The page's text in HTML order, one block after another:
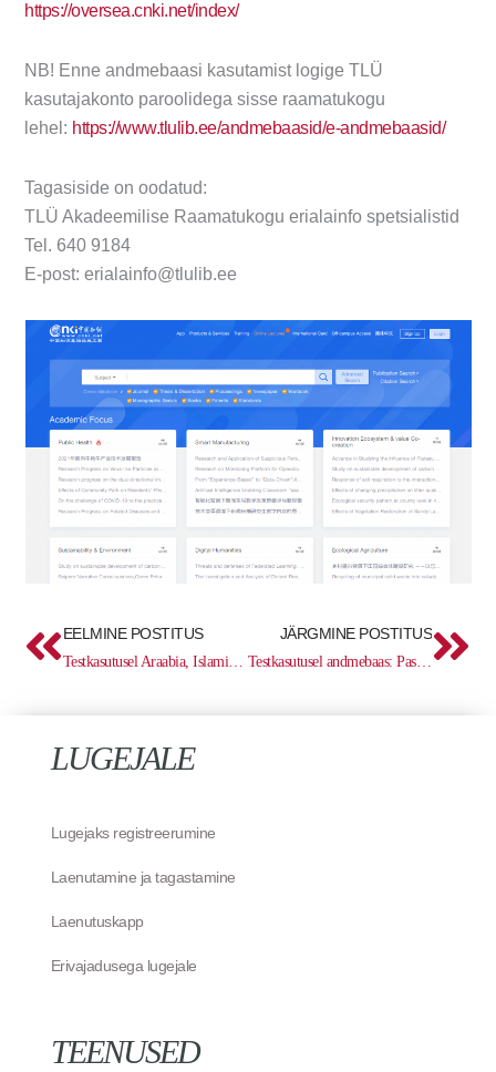
https://oversea.cnki.net/index/
NB! Enne andmebaasi kasutamist logige TLÜ
kasutajakonto paroolidega sisse raamatukogu
lehel: https://www.tlulib.ee/andmebaasid/e-andmebaasid/
Tagasiside on oodatud:
TLÜ Akadeemilise Raamatukogu erialainfo spetsialistid
Tel. 640 9184
E-post: erialainfo@tlulib.ee
Prev
EELMINE POSTITUS
Testkasutusel Araabia, Islami ja Lähis-Ida uuringute andmebaas
JÄRGMINE POSTITUS
Testkasutusel andmebaas: Passport (Euromonitor International)
LUGEJALE
Lugejaks registreerumine
Laenutamine ja tagastamine
Laenutuskapp
Erivajadusega lugejale
TEENUSED